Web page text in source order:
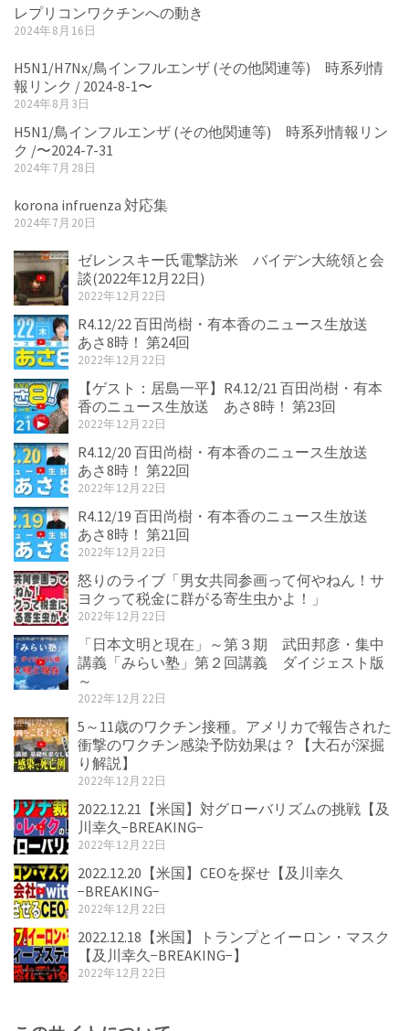
レプリコンワクチンへの動き
2024年8月16日
H5N1/H7Nx/鳥インフルエンザ (その他関連等) 時系列情
報リンク / 2024-8-1〜
2024年8月3日
H5N1/鳥インフルエンザ (その他関連等) 時系列情報リン
ク /〜2024-7-31
2024年7月28日
korona infruenza 対応集
2024年7月20日
ゼレンスキー氏電撃訪米 バイデン大統領と会
談(2022年12月22日)
2022年12月22日
R4.12/22 百田尚樹・有本香のニュース生放送
あさ8時！ 第24回
2022年12月22日
【ゲスト：居島一平】R4.12/21 百田尚樹・有本
香のニュース生放送 あさ8時！ 第23回
2022年12月22日
R4.12/20 百田尚樹・有本香のニュース生放送
あさ8時！ 第22回
2022年12月22日
R4.12/19 百田尚樹・有本香のニュース生放送
あさ8時！ 第21回
2022年12月22日
怒りのライブ「男女共同参画って何やねん！サ
ヨクって税金に群がる寄生虫かよ！」
2022年12月22日
「日本文明と現在」～第３期 武田邦彦・集中
講義「みらい塾」第２回講義 ダイジェスト版
～
2022年12月22日
5～11歳のワクチン接種。アメリカで報告された
衝撃のワクチン感染予防効果は？【大石が深掘
り解説】
2022年12月22日
2022.12.21【米国】対グローバリズムの挑戦【及
川幸久−BREAKING−
2022年12月22日
2022.12.20【米国】CEOを探せ【及川幸久
−BREAKING−
2022年12月22日
2022.12.18【米国】トランプとイーロン・マスク
【及川幸久−BREAKING−】
2022年12月22日